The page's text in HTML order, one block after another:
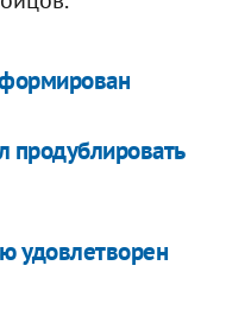
удовлетворен